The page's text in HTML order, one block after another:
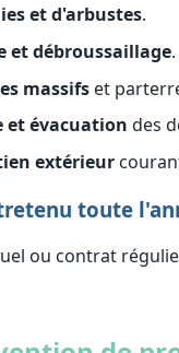
et d'arbustes.
et débroussaillage.
massifset
et évacuation des
extérieur
toute
ou contrat